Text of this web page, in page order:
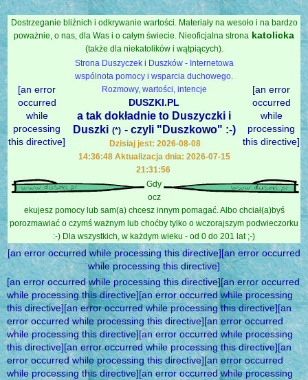
Dostrzeganie bliźnich i odkrywanie wartości. Materiały na wesoło i na bardzo
poważnie, o nas, dla Was i o całym świecie. Nieoficjalna strona katolicka
(także dla niekatolików i wątpiących).
[an error
occurred
while
processing
this directive]
Strona Duszyczek i Duszków - Internetowa
wspólnota pomocy i wsparcia duchowego.
Rozmowy, wartości, intencje
DUSZKI.PL
a tak dokładnie to Duszyczki i
Duszki (*) - czyli "Duszkowo" :-)
Dzisiaj jest: 2026-08-08
14:36:48 Aktualizacja dnia: 2026-07-15
21:31:56
[an error
occurred
while
processing
this directive]
Gdy
ocz
ekujesz pomocy lub sam(a) chcesz innym pomagać. Albo chciał(a)byś
porozmawiać o czymś ważnym lub choćby tylko o wczorajszym podwieczorku
:-) Dla wszystkich, w każdym wieku - od 0 do 201 lat ;-)
[an error occurred while processing this directive][an error occurred
while processing this directive]
[an error occurred while processing this directive][an error occurred
while processing this directive][an error occurred while processing
this directive][an error occurred while processing this directive][an
error occurred while processing this directive][an error occurred
while processing this directive][an error occurred while processing
this directive][an error occurred while processing this directive][an
error occurred while processing this directive][an error occurred
while processing this directive][an error occurred while processing